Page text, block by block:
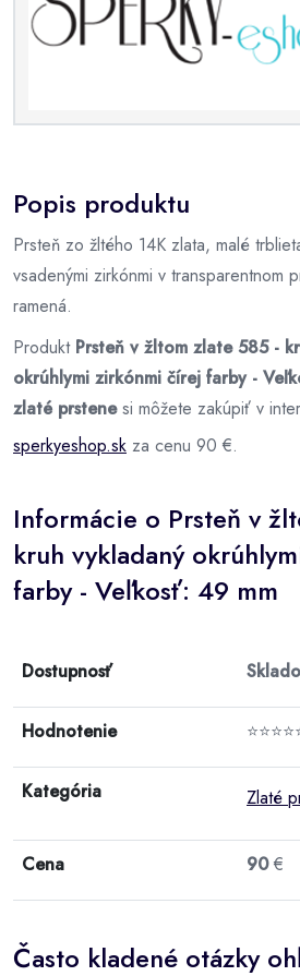
Popis produktu
Prsteň zo žltého 14K zlata, malé
vsadenými zirkónmi v transparentnom
ramená.
Produkt Prsteň v žltom zlate 585 -
okrúhlymi zirkónmi čírej farby -
zlaté prstenesi môžete zakúpiť v
sperkyeshop.sk za cenu 90 €.
Informácie o Prsteň v
kruh vykladaný
farby - Veľkosť: 49 mm
Dostupnosť
Hodnotenie
Kategória Zlaté
Cena 90€
Často kladené otázky